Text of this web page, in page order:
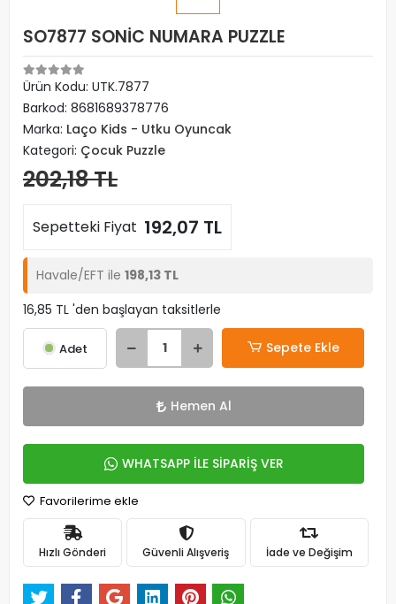
SO7877 SONİC NUMARA PUZZLE
Ürün Kodu: UTK.7877
Barkod: 8681689378776
Marka: Laço Kids - Utku Oyuncak
Kategori: Çocuk Puzzle
202,18 TL
Sepetteki Fiyat 192,07 TL
Havale/EFT ile 198,13 TL
16,85 TL 'den başlayan taksitlerle
Adet Sepete Ekle
Hemen Al
WHATSAPP İLE SİPARİŞ VER
Favorilerime ekle
Hızlı Gönderi Güvenli Alışveriş İade ve Değişim